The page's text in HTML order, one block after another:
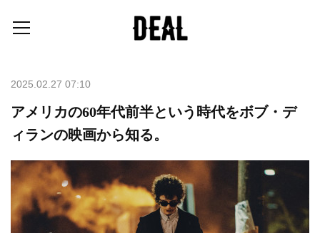
2025.02.27 07:10
アメリカの60年代前半という時代をボブ・デ
ィランの映画から知る。